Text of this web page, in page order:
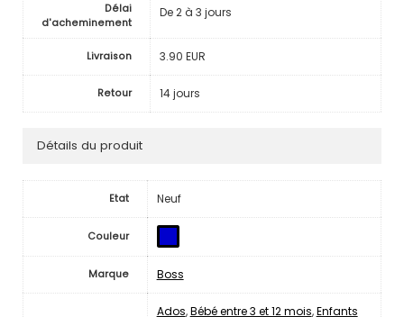
Délai
d'acheminement
De 2 à 3 jours
Livraison 3.90 EUR
Retour 14 jours
Détails du produit
Etat Neuf
Couleur
Marque Boss
Ados,Bébé entre 3 et 12 mois,Enfants